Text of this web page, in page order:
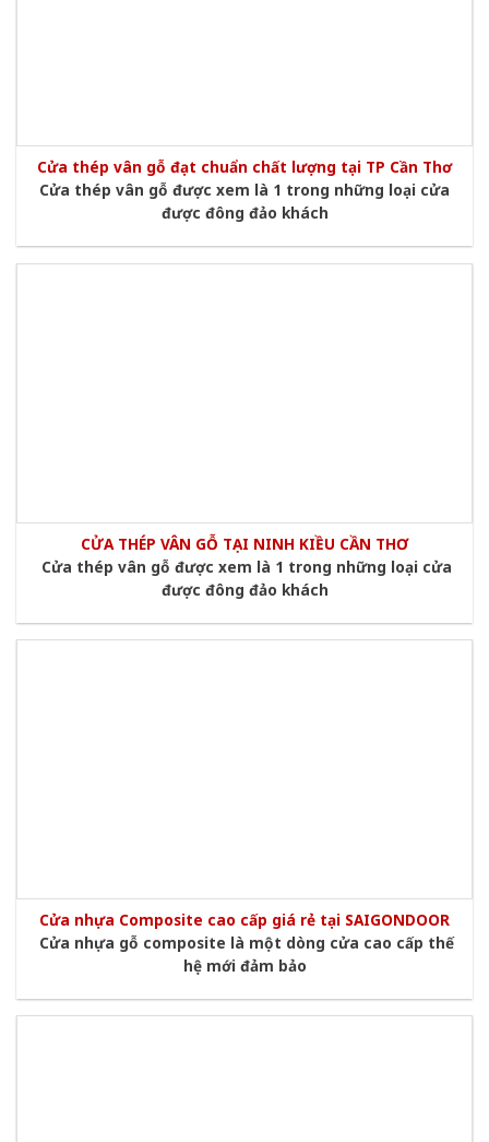
Cửa thép vân gỗ đạt chuẩn chất lượng tại TP Cần Thơ
Cửa thép vân gỗ được xem là 1 trong những loại cửa
được đông đảo khách
CỬA THÉP VÂN GỖ TẠI NINH KIỀU CẦN THƠ
Cửa thép vân gỗ được xem là 1 trong những loại cửa
được đông đảo khách
Cửa nhựa Composite cao cấp giá rẻ tại SAIGONDOOR
Cửa nhựa gỗ composite là một dòng cửa cao cấp thế
hệ mới đảm bảo